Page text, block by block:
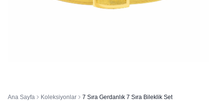
Ana Sayfa Koleksiyonlar 7 Sıra Gerdanlık 7 Sıra Bileklik Set